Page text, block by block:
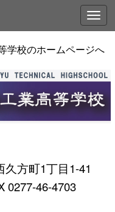
学校のホームページへ
方町1丁目1-41
0277-46-4703